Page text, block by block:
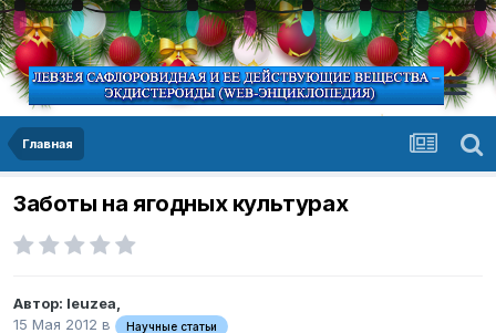
Главная
Заботы на ягодных культурах
Автор: leuzea,
15 Мая 2012 в Научные статьи